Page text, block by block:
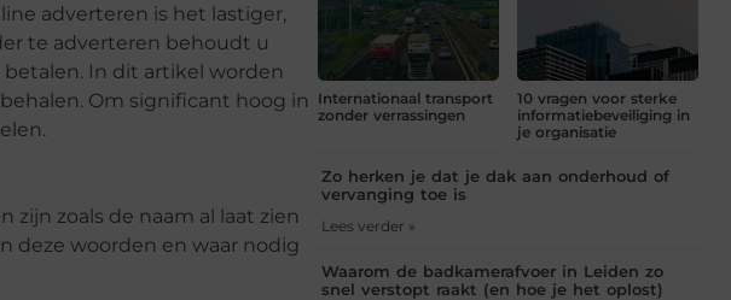
adverteren is het lastiger,
te adverteren behoudt u
In dit artikel worden
Om significant hoog in
zoals de naam al laat zien
deze woorden en waar nodig
Internationaal transport
zonder verrassingen
10 vragen voor sterke
informatiebeveiliging in
je organisatie
Zo herken je dat je dak aan onderhoud of
vervanging toe is
Lees verder »
Waarom de badkamerafvoer in Leiden zo
snel verstopt raakt (en hoe je het oplost)